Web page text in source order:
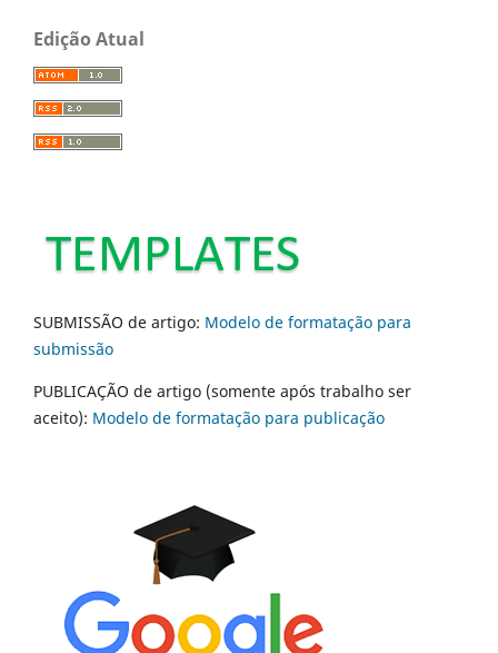
Edição Atual
SUBMISSÃO de artigo: Modelo de formatação para
submissão
PUBLICAÇÃO de artigo (somente após trabalho ser
aceito): Modelo de formatação para publicação